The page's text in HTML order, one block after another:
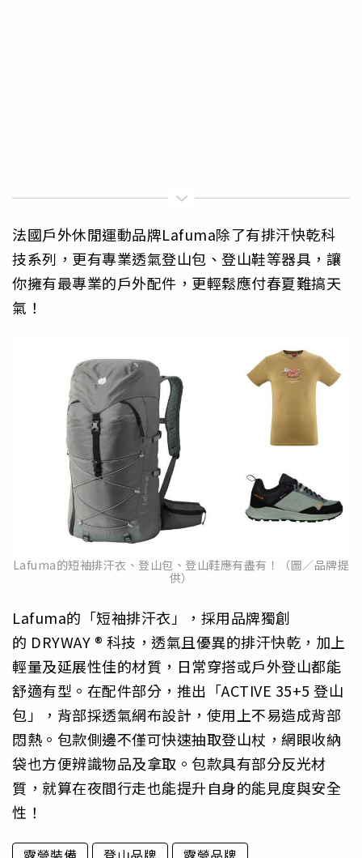
法國戶外休閒運動品牌Lafuma除了有排汗快乾科
技系列，更有專業透氣登山包、登山鞋等器具，讓
你擁有最專業的戶外配件，更輕鬆應付春夏難搞天
氣！
Lafuma的短袖排汗衣、登山包、登山鞋應有盡有！（圖／品牌提
供）
Lafuma的「短袖排汗衣」，採用品牌獨創
的 DRYWAY ® 科技，透氣且優異的排汗快乾，加上
輕量及延展性佳的材質，日常穿搭或戶外登山都能
舒適有型。在配件部分，推出「ACTIVE 35+5 登山
包」，背部採透氣網布設計，使用上不易造成背部
悶熱。包款側邊不僅可快速抽取登山杖，網眼收納
袋也方便辨識物品及拿取。包款具有部分反光材
質，就算在夜間行走也能提升自身的能見度與安全
性！